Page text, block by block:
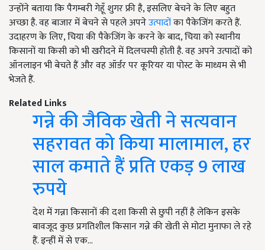
उन्होंने बताया कि पैगम्बरी गेहूँ शुगर फ्री है, इसलिए बेचने के लिए बहुत
अच्छा है. वह बाजार में बेचने से पहले अपनेउत्पादोंका पैकेजिंग करते हैं.
उदाहरण के लिए, चिया की पैकेजिंग के करने के बाद, चिया को स्थानीय
किसानों या किसी को भी खरीदने में दिलचस्पी होती है. वह अपने उत्पादों को
ऑनलाइन भी बेचते हैं और वह ऑर्डर पर कूरियर या पोस्ट के माध्यम से भी
भेजते हैं.
Related Links
गन्ने की जैविक खेती ने सत्यवान
सहरावत को किया मालामाल, हर
साल कमाते हैं प्रति एकड़ 9 लाख
रुपये
देश में गन्ना किसानों की दशा किसी से छुपी नहीं है लेकिन इसके
बावजूद कुछ प्रगतिशील किसान गन्ने की खेती से मोटा मुनाफा ले रहे
हैं. इन्हीं में से एक…